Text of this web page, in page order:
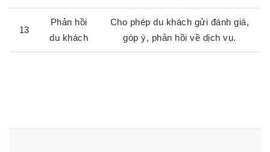
13
Phản hồi
du khách
Cho phép du khách gửi đánh giá,
góp ý, phản hồi về dịch vụ.